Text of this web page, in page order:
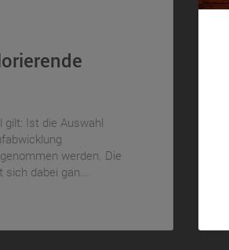
gilt: Ist die Auswahl
werden. Die
sich dabei gan...